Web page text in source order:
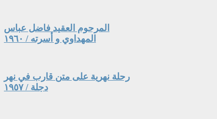
المرحوم العقيد فاضل عباس
المهداوي و أسرته / ١٩٦٠
رحلة نهرية على متن قارب في نهر
دجلة / ١٩٥٧